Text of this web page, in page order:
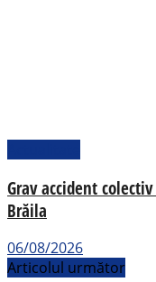
Grav accident
Brăila
06/08/2026
Articolul următor